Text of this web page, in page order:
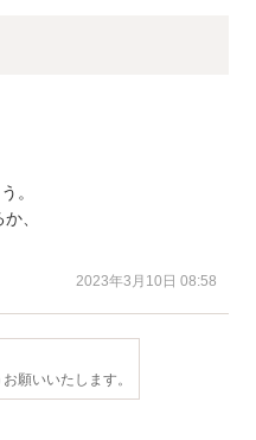
。
、
2023年3月10日 08:58
願いいたします。